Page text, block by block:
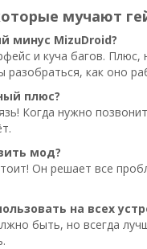
мучают
минус MizuDroid?
и куча багов. Плюс,
разобраться, как оно
плюс?
Когда нужно
мод?
Он решает все
на всех
быть, но всегда